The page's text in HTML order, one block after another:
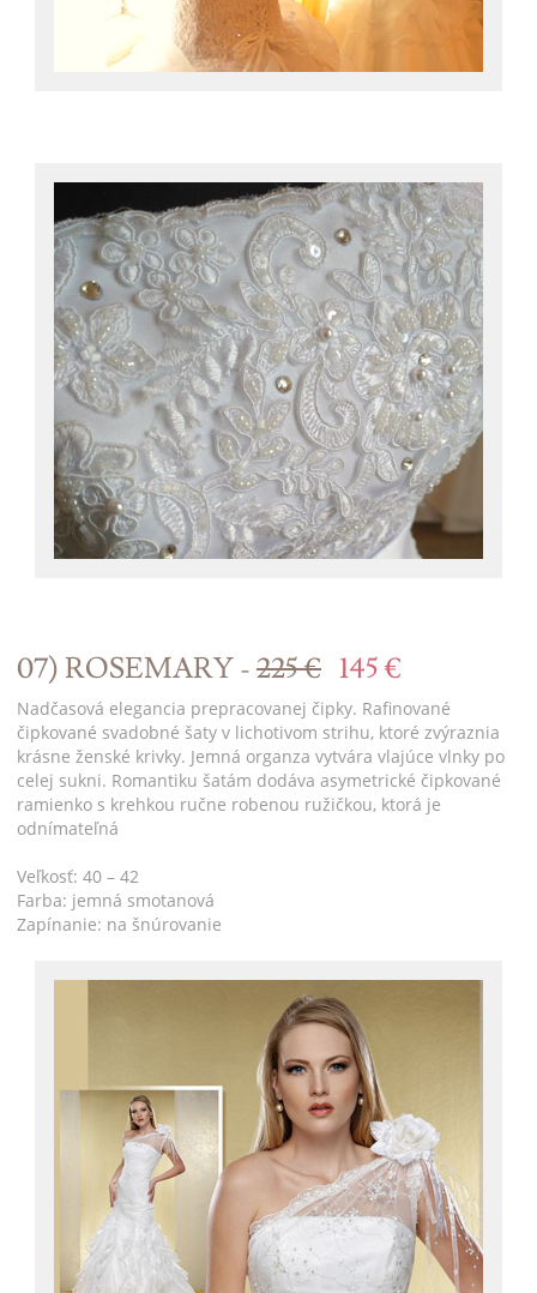
07) ROSEMARY -225 € 145 €
Nadčasová elegancia prepracovanej čipky. Rafinované
čipkované svadobné šaty v lichotivom strihu, ktoré zvýraznia
krásne ženské krivky. Jemná organza vytvára vlajúce vlnky po
celej sukni. Romantiku šatám dodáva asymetrické čipkované
ramienko s krehkou ručne robenou ružičkou, ktorá je
odnímateľná
Veľkosť: 40 – 42
Farba: jemná smotanová
Zapínanie: na šnúrovanie